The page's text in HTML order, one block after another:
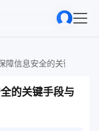
障信息安全的关键手段与
的关键手段与